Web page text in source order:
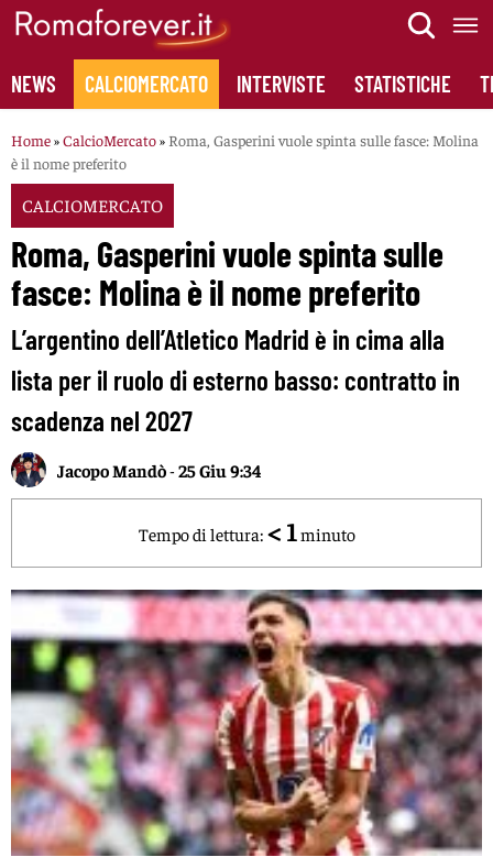
Skip
content
NEWS CALCIOMERCATO INTERVISTE STATISTICHE
Home»CalcioMercato» Roma, Gasperini vuole spinta sulle fasce: Molina
è il nome preferito
CALCIOMERCATO
Roma, Gasperini vuole spinta sulle
fasce: Molina è il nome preferito
L’argentino dell’Atletico Madrid è in cima alla
lista per il ruolo di esterno basso: contratto in
scadenza nel 2027
Jacopo Mandò-25 Giu 9:34
Tempo di lettura: < 1 minuto